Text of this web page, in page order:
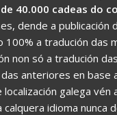
40.000 cadeas do
dende a publicación
a tradución das
non só a tradución
anteriores en base
galega vén
idioma